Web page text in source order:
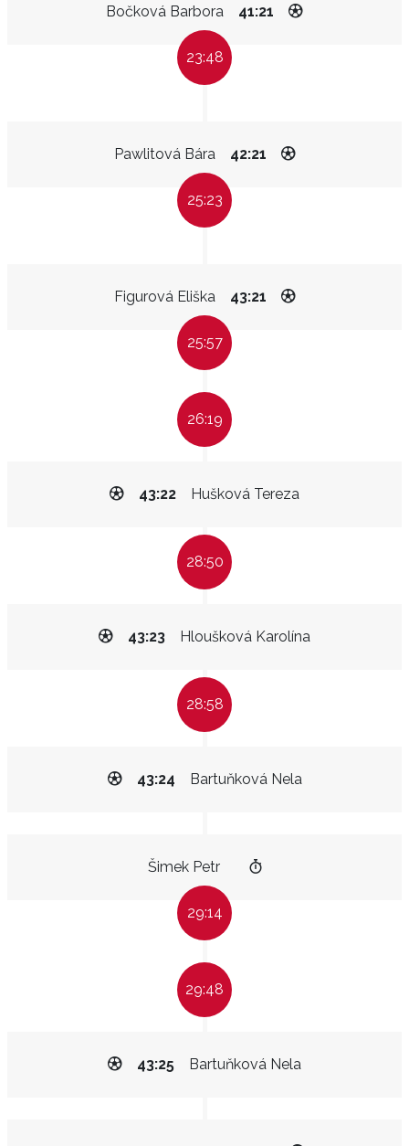
Bočková Barbora 41:21
23:48
Pawlitová Bára 42:21
25:23
Figurová Eliška 43:21
25:57
26:19
Hušková Tereza
43:22
28:50
Hloušková Karolína
43:23
28:58
Bartuňková Nela
43:24
Šimek Petr
29:14
29:48
Bartuňková Nela
43:25